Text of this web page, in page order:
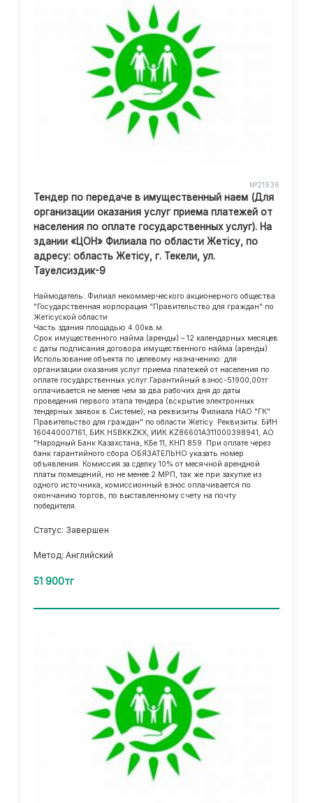
№21936
Тендер по передаче в имущественный наем (Для
организации оказания услуг приема платежей от
населения по оплате государственных услуг). На
здании «ЦОН» Филиала по области Жетісу, по
адресу: область Жетісу, г. Текели, ул.
Тауелсиздик-9
Наймодатель: Филиал некоммерческого акционерного общества
"Государственная корпорация "Правительство для граждан" по
Жетісуской области
Часть здания площадью 4.00кв.м.
Срок имущественного найма (аренды) – 12 календарных месяцев
с даты подписания договора имущественного найма (аренды).
Использование объекта по целевому назначению: для
организации оказания услуг приема платежей от населения по
оплате государственных услуг.Гарантийный взнос-51900,00тг
оплачивается не менее чем за два рабочих дня до даты
проведения первого этапа тендера (вскрытие электронных
тендерных заявок в Системе), на реквизиты Филиала НАО "ГК"
Правительство для граждан" по области Жетісу. Реквизиты: БИН
160440007161, БИК HSBKKZKX, ИИК KZ86601A311000398941, АО
"Народный Банк Казахстана, КБе 11, КНП 859. При оплате через
банк гарантийного сбора ОБЯЗАТЕЛЬНО указать номер
объявления. Комиссия за сделку 10% от месячной арендной
платы помещений, но не менее 2 МРП, так же при закупке из
одного источника, комиссионный взнос оплачивается по
окончанию торгов, по выставленному счету на почту
победителя.
Статус: Завершен
Метод: Английский
51 900тг